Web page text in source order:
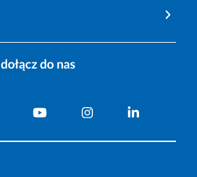
dołącz do nas